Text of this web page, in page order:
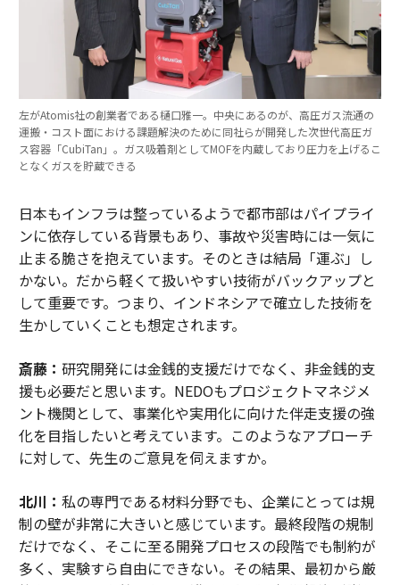
左がAtomis社の創業者である樋口雅一。中央にあるのが、高圧ガス流通の
運搬・コスト面における課題解決のために同社らが開発した次世代高圧ガ
ス容器「CubiTan」。ガス吸着剤としてMOFを内蔵しており圧力を上げるこ
となくガスを貯蔵できる
日本もインフラは整っているようで都市部はパイプライ
ンに依存している背景もあり、事故や災害時には一気に
止まる脆さを抱えています。そのときは結局「運ぶ」し
かない。だから軽くて扱いやすい技術がバックアップと
して重要です。つまり、インドネシアで確立した技術を
生かしていくことも想定されます。
斎藤： 研究開発には金銭的支援だけでなく、非金銭的支
援も必要だと思います。NEDOもプロジェクトマネジメ
ント機関として、事業化や実用化に向けた伴走支援の強
化を目指したいと考えています。このようなアプローチ
に対して、先生のご意見を伺えますか。
北川： 私の専門である材料分野でも、企業にとっては規
制の壁が非常に大きいと感じています。最終段階の規制
だけでなく、そこに至る開発プロセスの段階でも制約が
多く、実験すら自由にできない。その結果、最初から厳